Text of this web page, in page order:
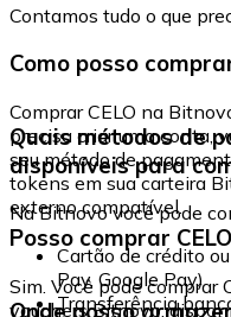
Contamos tudo o que
Como posso
Comprar CELO na
precisa criar uma conta,
seu método de
tokens em sua carteira
externo compatível.
Quais métodos de
disponíveis para
Na Bitnovo você pode
Cartão de crédito
Pay, Google Pay)
Transferência
Posso comprar
Sim. Você pode comprar
vouchers Bitnovo,
Onde posso